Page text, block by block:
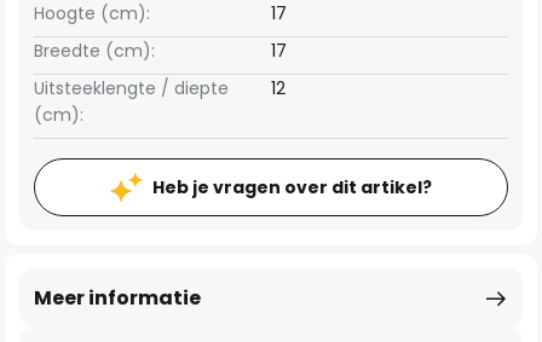
Breedte (cm): 17
Hoogte (cm): 17
Uitsteeklengte / diepte
(cm):
12
Heb je vragen over dit artikel?
Meer informatie